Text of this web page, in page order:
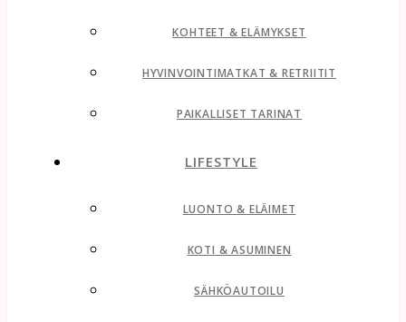
KOHTEET & ELÄMYKSET
HYVINVOINTIMATKAT & RETRIITIT
PAIKALLISET TARINAT
LIFESTYLE
LUONTO & ELÄIMET
KOTI & ASUMINEN
SÄHKÖAUTOILU